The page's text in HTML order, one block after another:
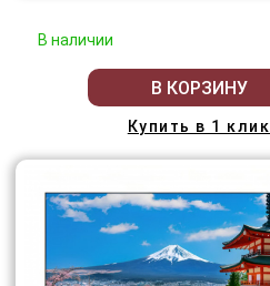
В наличии
В КОРЗИНУ
Купить в 1 клик